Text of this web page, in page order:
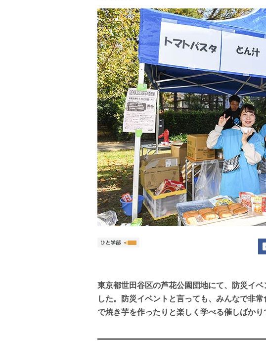
東京都世田谷区の芦花公園団地にて、防災イ
した。防災イベントと言っても、みんなで非
で焼き芋を作ったりと楽しく学べる催しばかり